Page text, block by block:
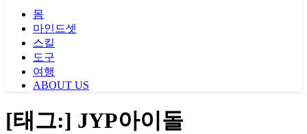
몸
마인드셋
스킬
도구
여행
ABOUT US
[태그:] JYP아이돌